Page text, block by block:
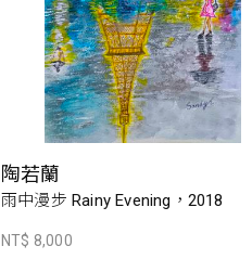
陶若蘭
雨中漫步 Rainy Evening，2018
NT$ 8,000